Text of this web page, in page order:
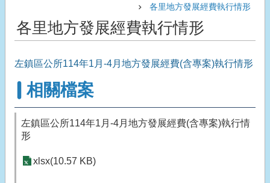
各里地方發展經費執行情形
各里地方發展經費執行情形
左鎮區公所114年1月-4月地方發展經費(含專案)執行情形
相關檔案
左鎮區公所114年1月-4月地方發展經費(含專案)執行情
形
xlsx(10.57 KB)